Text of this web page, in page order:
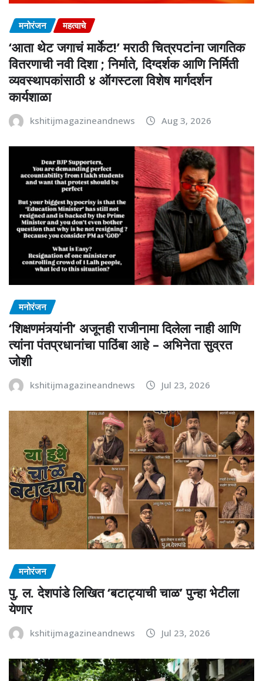
मनोरंजन महत्वाचे
‘आता थेट जगाचं मार्केट!’ मराठी चित्रपटांना जागतिक
वितरणाची नवी दिशा ; निर्माते, दिग्दर्शक आणि निर्मिती
व्यवस्थापकांसाठी ४ ऑगस्टला विशेष मार्गदर्शन
कार्यशाळा
kshitijmagazineandnews Aug 3, 2026
मनोरंजन
‘शिक्षणमंत्र्यांनी’ अजूनही राजीनामा दिलेला नाही आणि
त्यांना पंतप्रधानांचा पाठिंबा आहे – अभिनेता सुव्रत
जोशी
kshitijmagazineandnews Jul 23, 2026
मनोरंजन
पु. ल. देशपांडे लिखित ‘बटाट्याची चाळ’ पुन्हा भेटीला
येणार
kshitijmagazineandnews Jul 23, 2026